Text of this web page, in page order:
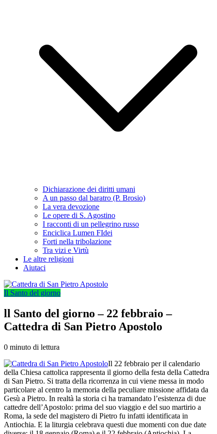
Dichiarazione dei diritti umani
A un passo dal baratro (P. Brosio)
La vera devozione
Le opere di S. Agostino
I racconti di un pellegrino russo
Enciclica Lumen FIdei
Forti nella tribolazione
Tra vizi e Virtù
Le altre religioni
Aiutaci
Il Santo del giorno
ll Santo del giorno – 22 febbraio –
Cattedra di San Pietro Apostolo
0 minuto di lettura
Il 22 febbraio per il calendario
della Chiesa cattolica rappresenta il giorno della festa della Cattedra
di San Pietro. Si tratta della ricorrenza in cui viene messa in modo
particolare al centro la memoria della peculiare missione affidata da
Gesù a Pietro. In realtà la storia ci ha tramandato l’esistenza di due
cattedre dell’Apostolo: prima del suo viaggio e del suo martirio a
Roma, la sede del magistero di Pietro fu infatti identificata in
Antiochia. E la liturgia celebrava questi due momenti con due date